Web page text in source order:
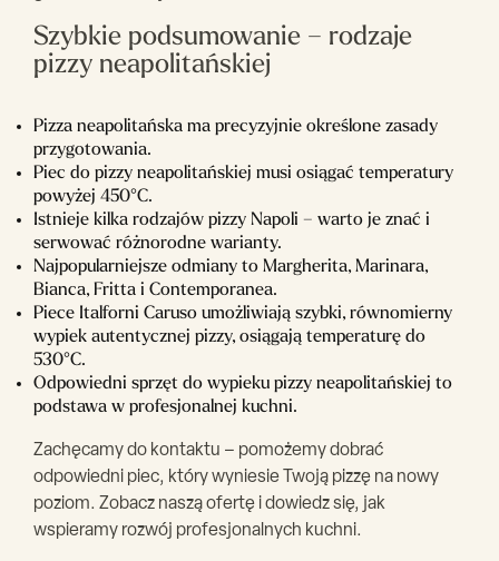
Szybkie podsumowanie – rodzaje
pizzy neapolitańskiej
Pizza neapolitańska ma precyzyjnie określone zasady
przygotowania.
Piec do pizzy neapolitańskiej musi osiągać temperatury
powyżej 450°C.
Istnieje kilka rodzajów pizzy Napoli – warto je znać i
serwować różnorodne warianty.
Najpopularniejsze odmiany to Margherita, Marinara,
Bianca, Fritta i Contemporanea.
Piece Italforni Caruso umożliwiają szybki, równomierny
wypiek autentycznej pizzy, osiągają temperaturę do
530°C.
Odpowiedni sprzęt do wypieku pizzy neapolitańskiej to
podstawa w profesjonalnej kuchni.
Zachęcamy do kontaktu – pomożemy dobrać
odpowiedni piec, który wyniesie Twoją pizzę na nowy
poziom. Zobacz naszą ofertę i dowiedz się, jak
wspieramy rozwój profesjonalnych kuchni.